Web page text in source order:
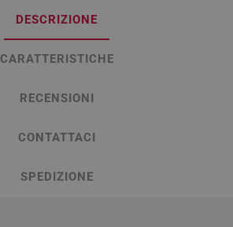
DESCRIZIONE
CARATTERISTICHE
RECENSIONI
CONTATTACI
SPEDIZIONE